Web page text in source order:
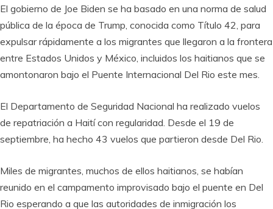
El gobierno de Joe Biden se ha basado en una norma de salud
pública de la época de Trump, conocida como Título 42, para
expulsar rápidamente a los migrantes que llegaron a la frontera
entre Estados Unidos y México, incluidos los haitianos que se
amontonaron bajo el Puente Internacional Del Rio este mes.
El Departamento de Seguridad Nacional ha realizado vuelos
de repatriación a Haití con regularidad. Desde el 19 de
septiembre, ha hecho 43 vuelos que partieron desde Del Rio.
Miles de migrantes, muchos de ellos haitianos, se habían
reunido en el campamento improvisado bajo el puente en Del
Rio esperando a que las autoridades de inmigración los